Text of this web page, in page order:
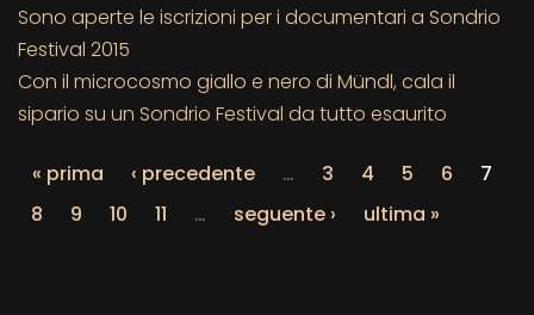
Sono aperte le iscrizioni per i documentari a Sondrio
Festival 2015
Con il microcosmo giallo e nero di Mündl, cala il
sipario su un Sondrio Festival da tutto esaurito
« prima ‹ precedente … 3 4 5 6
7
8
9 10 11 … seguente › ultima »